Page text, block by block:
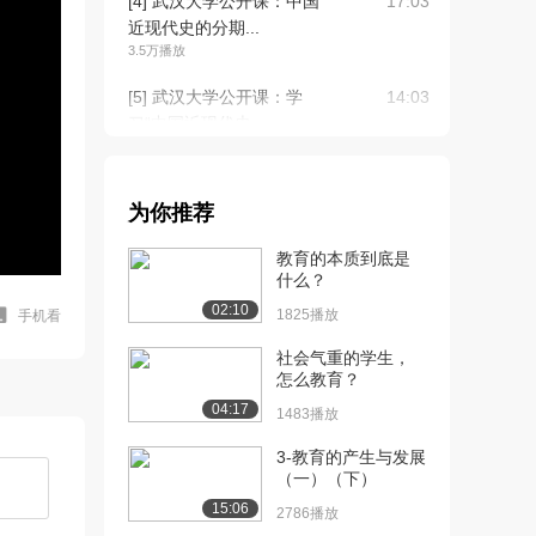
手机看
近现代史的分期...
3.5万播放
[5] 武汉大学公开课：学
14:03
战争前的中国和...
[7] 武汉大学公开课：中国
半殖民地半封建...
[8] 武汉大学公开课：近代
中国的主要矛盾...
[9] 武汉大学公开课：反对
外国侵略的斗争...
为你推荐
02:10
教育的本质到底是
什么？
1825播放
04:17
社会气重的学生，
怎么教育？
1483播放
15:06
3-教育的产生与发展
（一）（下）
2786播放